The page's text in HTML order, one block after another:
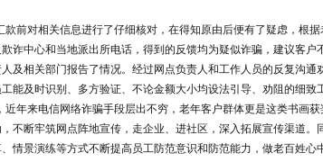
款前对相关信息进行了仔细核对，在得知原由后便有了疑虑， 根据
诈中心和当地派出所电话，得到的反馈均为疑似诈骗，建议客
及相关部门报告了情况。经过网点负责人和工作人员的反复沟
能及时识别、多方验证、不论金额大小均设法引导、劝阻的细致
近年来电信网络诈骗手段层出不穷，老年客户群体更是这类书画
不断牢筑网点阵地宣传，走企业、进社区，深入拓展宣传渠道
情景演练等方式不断提高员工防范意识和防范能力，做老百姓心